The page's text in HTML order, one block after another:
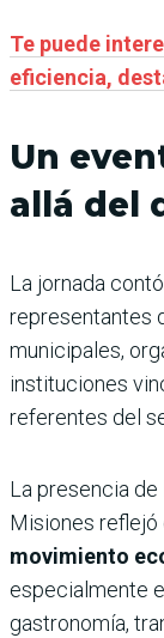
Te puede
eficiencia,
Un
allá del
La jornada
representantes
municipales,
instituciones
referentes del
La presencia
Misiones reflejó
movimiento
especialmente
gastronomía,